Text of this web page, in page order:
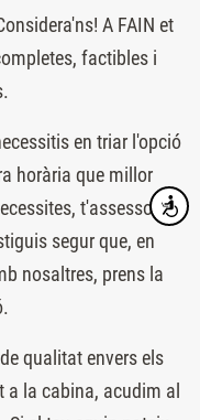
A FAIN et
factibles i
en triar l'opció
horària que millor
t'assessorem
segur que, en
nosaltres, prens la
qualitat envers els
a la cabina, acudim al